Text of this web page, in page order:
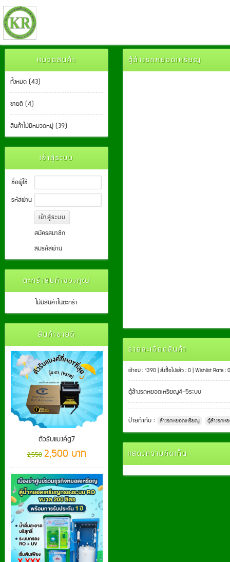
หมวดสินค้า
ทั้งหมด (43)
ขายดี (4)
สินค้าไม่มีหมวดหมู่ (39)
เข้าสู่ระบบ
ชื่อผู้ใช้
รหัสผ่าน
สมัครสมาชิก
ลืมรหัสผ่าน
ตะกร้าสินค้าของคุณ
ไม่มีสินค้าในตะกร้า
สินค้าขายดี
ตัวรับแบงค์g7
2,550 2,500 บาท
ตู้ล้างรถหยอดเหรียญ
รายละเอียดสินค้า
เข้าชม : 1390 | สั่งซื้อไปแล้ว : 0 | Wishlist Rate : 0
ตู้ล้างรถหยอดเหรียญ4-5ระบบ
ป้ายกำกับ : ล้างรถหยอดเหรียญ ตู้ล้างรถห
แสดงความคิดเห็น